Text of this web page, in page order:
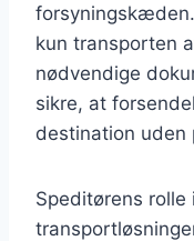
kun transporten
nødvendige
sikre, at
destination uden
Speditørens